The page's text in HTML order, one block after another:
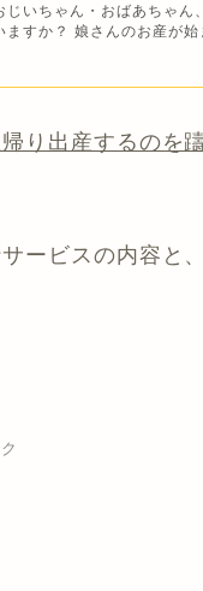
じいちゃん・おばあちゃん
ますか？ 娘さんのお産が
り出産するのを
ービスの内容と